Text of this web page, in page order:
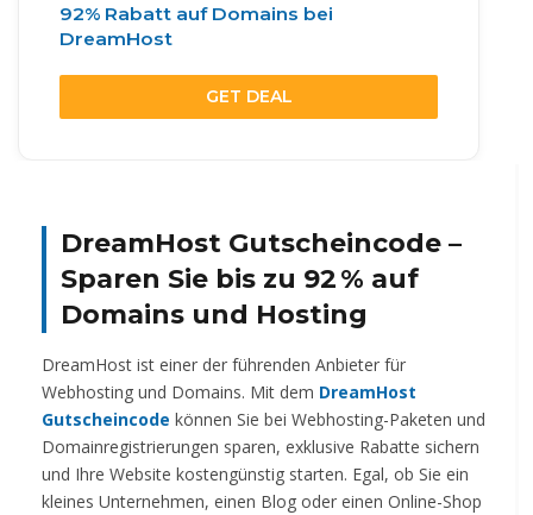
92% Rabatt auf Domains bei
DreamHost
GET DEAL
DreamHost Gutscheincode –
Sparen Sie bis zu 92 % auf
Domains und Hosting
DreamHost ist einer der führenden Anbieter für
Webhosting und Domains. Mit dem DreamHost
Gutscheincode können Sie bei Webhosting-Paketen und
Domainregistrierungen sparen, exklusive Rabatte sichern
und Ihre Website kostengünstig starten. Egal, ob Sie ein
kleines Unternehmen, einen Blog oder einen Online-Shop